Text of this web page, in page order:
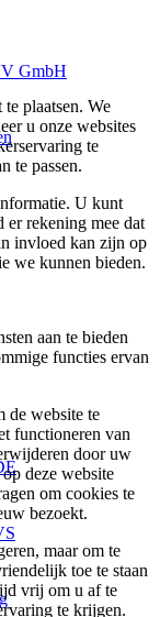
GmbH
plaatsen. We
u onze websites
te
te passen.
U kunt
rekening mee dat
invloed kan zijn op
we kunnen bieden.
aan te bieden
functies ervan
de website te
functioneren van
door uw
deze website
om cookies te
bezoekt.
maar om te
toe te staan
vrij om u af te
te krijgen.